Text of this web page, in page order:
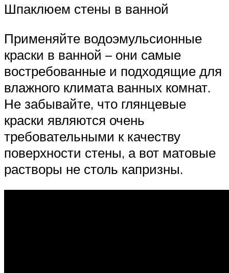
Шпаклюем стены в ванной
Применяйте водоэмульсионные
краски в ванной – они самые
востребованные и подходящие для
влажного климата ванных комнат.
Не забывайте, что глянцевые
краски являются очень
требовательными к качеству
поверхности стены, а вот матовые
растворы не столь капризны.